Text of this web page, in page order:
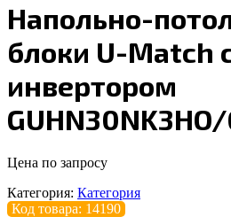
Напольно-
блоки U-Match
инвертором
Цена по запросу
Категория: Категория
Код товара: 14190